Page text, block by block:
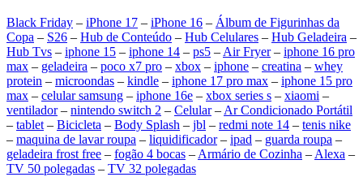
Black Friday – iPhone 17 – iPhone 16 – Álbum de Figurinhas da
Copa – S26 – Hub de Conteúdo – Hub Celulares – Hub Geladeira –
Hub Tvs – iphone 15 – iphone 14 – ps5 – Air Fryer– iphone 16 pro
max – geladeira – poco x7 pro – xbox – iphone – creatina – whey
protein – microondas – kindle – iphone 17 pro max – iphone 15 pro
max – celular samsung – iphone 16e – xbox series s – xiaomi –
ventilador– nintendo switch 2 – Celular– Ar Condicionado Portátil
– tablet – Bicicleta – Body Splash – jbl – redmi note 14 – tenis nike
– maquina de lavar roupa – liquidificador– ipad – guarda roupa –
geladeira frost free – fogão 4 bocas – Armário de Cozinha – Alexa –
TV 50 polegadas – TV 32 polegadas